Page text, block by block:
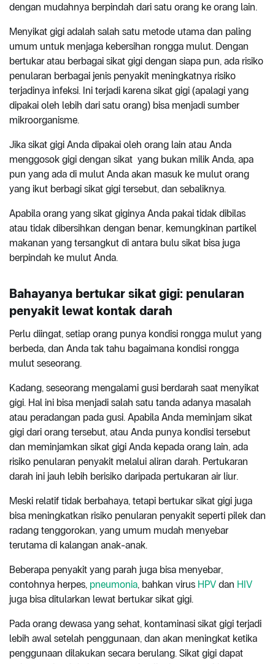
dengan mudahnya berpindah dari satu orang ke orang lain.
Menyikat gigi adalah salah satu metode utama dan paling
umum untuk menjaga kebersihan rongga mulut. Dengan
bertukar atau berbagai sikat gigi dengan siapa pun, ada risiko
penularan berbagai jenis penyakit meningkatnya risiko
terjadinya infeksi. Ini terjadi karena sikat gigi (apalagi yang
dipakai oleh lebih dari satu orang) bisa menjadi sumber
mikroorganisme.
Jika sikat gigi Anda dipakai oleh orang lain atau Anda
menggosok gigi dengan sikat yang bukan milik Anda, apa
pun yang ada di mulut Anda akan masuk ke mulut orang
yang ikut berbagi sikat gigi tersebut, dan sebaliknya.
Apabila orang yang sikat giginya Anda pakai tidak dibilas
atau tidak dibersihkan dengan benar, kemungkinan partikel
makanan yang tersangkut di antara bulu sikat bisa juga
berpindah ke mulut Anda.
Bahayanya bertukar sikat gigi: penularan
penyakit lewat kontak darah
Perlu diingat, setiap orang punya kondisi rongga mulut yang
berbeda, dan Anda tak tahu bagaimana kondisi rongga
mulut seseorang.
Kadang, seseorang mengalami gusi berdarah saat menyikat
gigi. Hal ini bisa menjadi salah satu tanda adanya masalah
atau peradangan pada gusi. Apabila Anda meminjam sikat
gigi dari orang tersebut, atau Anda punya kondisi tersebut
dan meminjamkan sikat gigi Anda kepada orang lain, ada
risiko penularan penyakit melalui aliran darah. Pertukaran
darah ini jauh lebih berisiko daripada pertukaran air liur.
Meski relatif tidak berbahaya, tetapi bertukar sikat gigi juga
bisa meningkatkan risiko penularan penyakit seperti pilek dan
radang tenggorokan, yang umum mudah menyebar
terutama di kalangan anak-anak.
Beberapa penyakit yang parah juga bisa menyebar,
contohnya herpes, pneumonia, bahkan virus HPV dan HIV
juga bisa ditularkan lewat bertukar sikat gigi.
Pada orang dewasa yang sehat, kontaminasi sikat gigi terjadi
lebih awal setelah penggunaan, dan akan meningkat ketika
penggunaan dilakukan secara berulang. Sikat gigi dapat